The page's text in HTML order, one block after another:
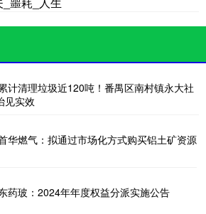
计清理垃圾近120吨！番禺区南村镇永大社
见实效
华燃气：拟通过市场化方式购买铝土矿资源
药玻：2024年年度权益分派实施公告